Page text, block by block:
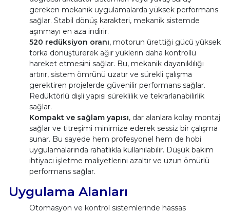
gereken mekanik uygulamalarda yüksek performans
sağlar. Stabil dönüş karakteri, mekanik sistemde
aşınmayı en aza indirir.
520 redüksiyon oranı, motorun ürettiği gücü yüksek
torka dönüştürerek ağır yüklerin daha kontrollü
hareket etmesini sağlar. Bu, mekanik dayanıklılığı
artırır, sistem ömrünü uzatır ve sürekli çalışma
gerektiren projelerde güvenilir performans sağlar.
Redüktörlü dişli yapısı süreklilik ve tekrarlanabilirlik
sağlar.
Kompakt ve sağlam yapısı, dar alanlara kolay montaj
sağlar ve titreşimi minimize ederek sessiz bir çalışma
sunar. Bu sayede hem profesyonel hem de hobi
uygulamalarında rahatlıkla kullanılabilir. Düşük bakım
ihtiyacı işletme maliyetlerini azaltır ve uzun ömürlü
performans sağlar.
Uygulama Alanları
Otomasyon ve kontrol sistemlerinde hassas